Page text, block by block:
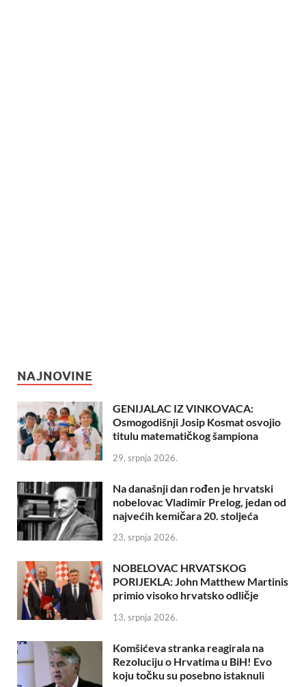
NAJNOVINE
GENIJALAC IZ VINKOVACA:
Osmogodišnji Josip Kosmat osvojio
titulu matematičkog šampiona
29. srpnja 2026.
Na današnji dan rođen je hrvatski
nobelovac Vladimir Prelog, jedan od
najvećih kemičara 20. stoljeća
23. srpnja 2026.
NOBELOVAC HRVATSKOG
PORIJEKLA: John Matthew Martinis
primio visoko hrvatsko odličje
13. srpnja 2026.
Komšićeva stranka reagirala na
Rezoluciju o Hrvatima u BiH! Evo
koju točku su posebno istaknuli